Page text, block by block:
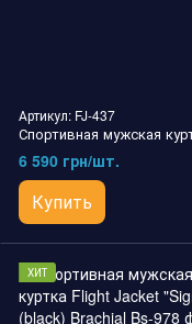
Артикул: FJ-437
6 590 грн/шт.
Купить
ХИТ